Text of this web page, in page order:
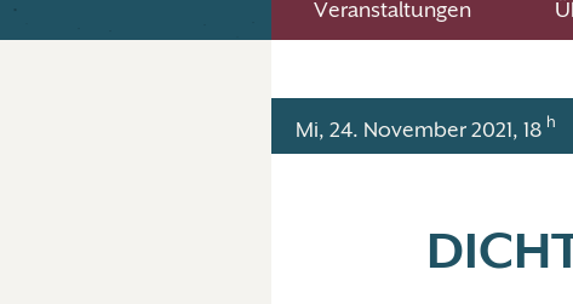
Veranstaltungen
Mi, 24. November 2021, 18 h